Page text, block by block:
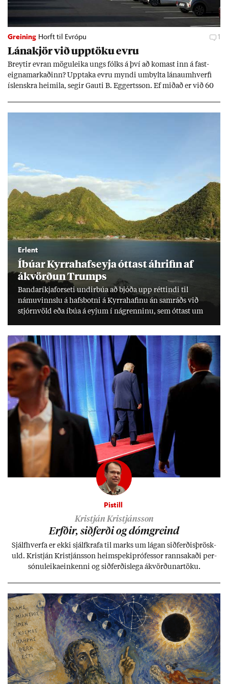
Greining Horft til Evrópu 1
Lána­kjör við upp­töku evru
Breyt­ir evr­an mögu­leika ungs fólks á því að kom­ast inn á fast­
eigna­mark­að­inn? Upp­taka evru myndi um­bylta lánaum­hverfi
ís­lenskra heim­ila, seg­ir Gauti B. Eggerts­son. Ef mið­að er við 60
Erlent
Íbú­ar Kyrra­hafs­eyja ótt­ast áhrif­in af
ákvörð­un Trumps
Banda­ríkja­for­seti und­ir­búa að bjóða upp rétt­indi til
námu­vinnslu á hafs­botni á Kyrra­haf­inu án sam­ráðs við
stjórn­völd eða íbúa á eyj­um í ná­grenn­inu, sem ótt­ast um
Pistill
Kristján Kristjánsson
Erfð­ir, sið­ferði og dómgreind
Sjálf­hverfa er ekki sjálf­krafa til marks um lág­an sið­ferð­is­þrösk­
uld. Kristján Kristjáns­son heim­speki­pró­fess­or rann­sak­aði per­
sónu­leika­ein­kenni og sið­ferð­is­lega ákvörð­un­ar­töku.